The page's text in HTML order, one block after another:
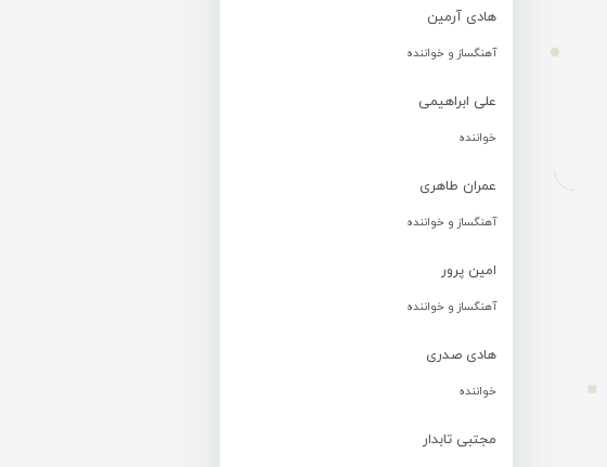
هادی آرمین
آهنگساز و خواننده
علی ابراهیمی
خواننده
عمران طاهری
آهنگساز و خواننده
امین پرور
آهنگساز و خواننده
هادی صدری
خواننده
مجتبی تابدار